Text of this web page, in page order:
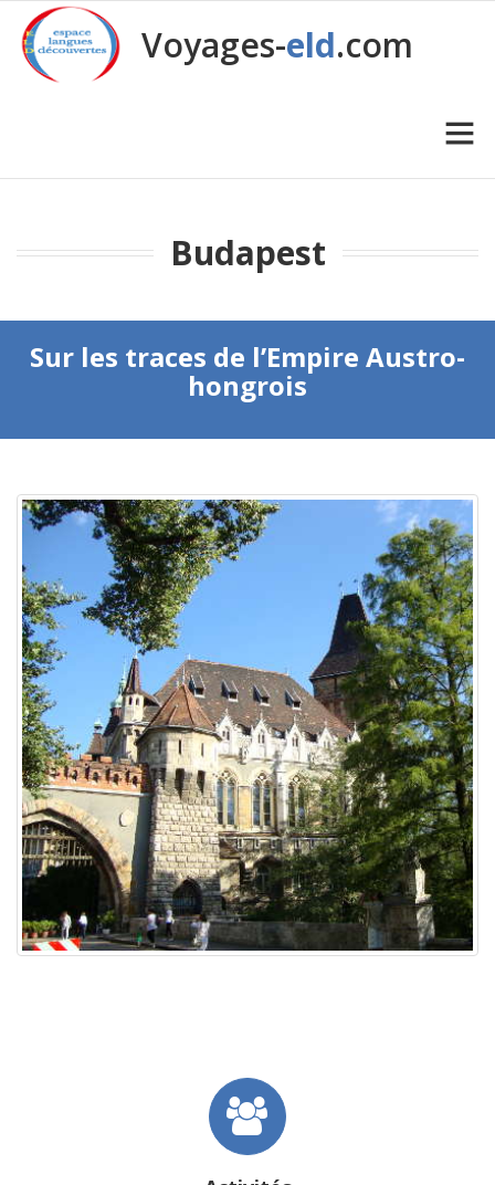
Voyages-eld.com
Budapest
Sur les traces de l’Empire Austro-
hongrois